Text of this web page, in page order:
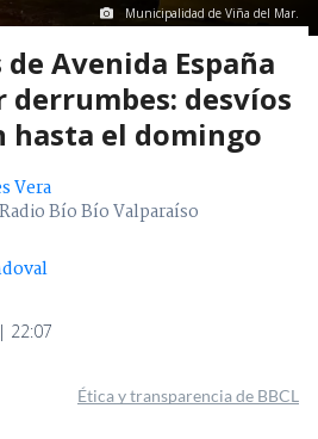
Municipalidad de Viña del Mar.
Avenida España
derrumbes: desvíos
hasta el domingo
Vera
Bío Bío Valparaíso
22:07
Ética y transparencia de BBCL